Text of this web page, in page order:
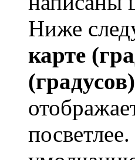
Ниже
карте
(градусов)